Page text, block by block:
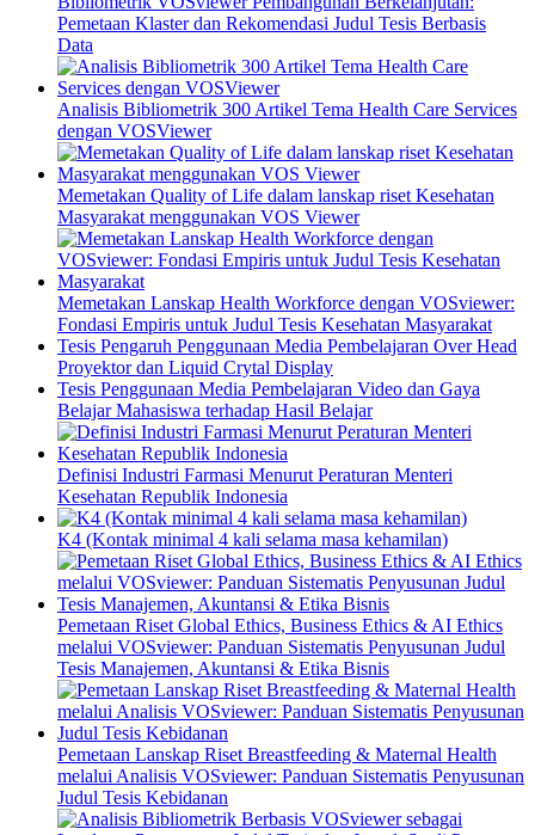
Pemetaan Klaster dan Rekomendasi Judul Tesis Berbasis
Data
Analisis Bibliometrik 300 Artikel Tema Health Care Services
dengan VOSViewer
Memetakan Quality of Life dalam lanskap riset Kesehatan
Masyarakat menggunakan VOS Viewer
Memetakan Lanskap Health Workforce dengan VOSviewer:
Fondasi Empiris untuk Judul Tesis Kesehatan Masyarakat
Tesis Pengaruh Penggunaan Media Pembelajaran Over Head
Proyektor dan Liquid Crytal Display
Tesis Penggunaan Media Pembelajaran Video dan Gaya
Belajar Mahasiswa terhadap Hasil Belajar
Definisi Industri Farmasi Menurut Peraturan Menteri
Kesehatan Republik Indonesia
K4 (Kontak minimal 4 kali selama masa kehamilan)
Pemetaan Riset Global Ethics, Business Ethics & AI Ethics
melalui VOSviewer: Panduan Sistematis Penyusunan Judul
Tesis Manajemen, Akuntansi & Etika Bisnis
Pemetaan Lanskap Riset Breastfeeding & Maternal Health
melalui Analisis VOSviewer: Panduan Sistematis Penyusunan
Judul Tesis Kebidanan